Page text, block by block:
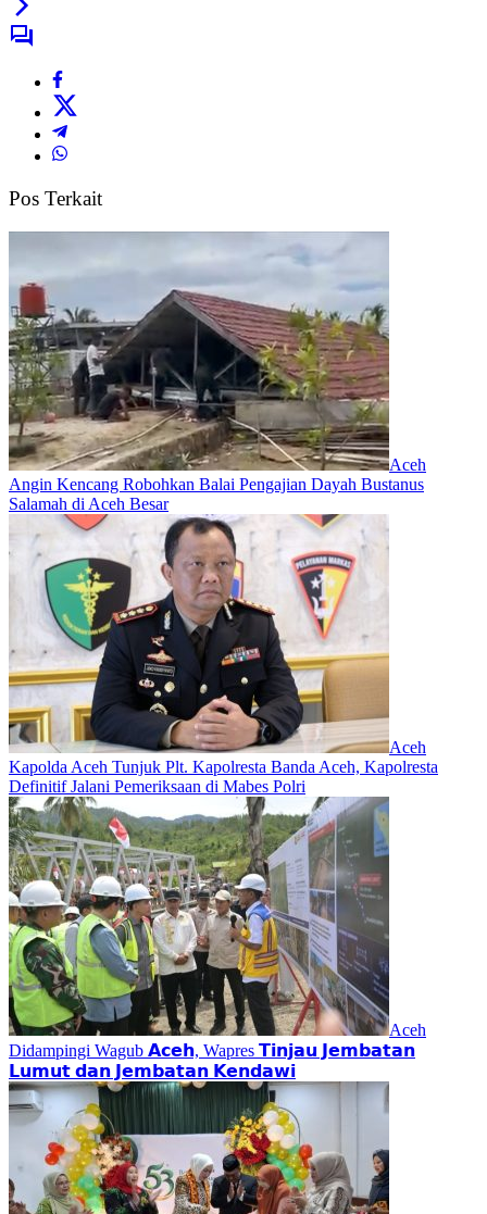
Pos Terkait
Aceh
Angin Kencang Robohkan Balai Pengajian Dayah Bustanus
Salamah di Aceh Besar
Aceh
Kapolda Aceh Tunjuk Plt. Kapolresta Banda Aceh, Kapolresta
Definitif Jalani Pemeriksaan di Mabes Polri
Aceh
Didampingi Wagub 𝗔𝗰𝗲𝗵, Wapres 𝗧𝗶𝗻𝗷𝗮𝘂 𝗝𝗲𝗺𝗯𝗮𝘁𝗮𝗻
𝗟𝘂𝗺𝘂𝘁 𝗱𝗮𝗻 𝗝𝗲𝗺𝗯𝗮𝘁𝗮𝗻 𝗞𝗲𝗻𝗱𝗮𝘄𝗶